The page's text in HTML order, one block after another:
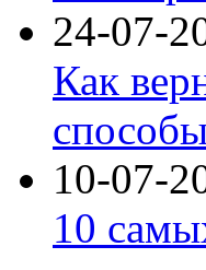
24-07-
Как
10-07-
10